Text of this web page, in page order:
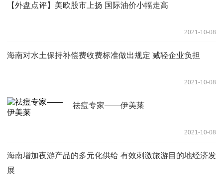
【外盘点评】美欧股市上扬 国际油价小幅走高
2021-10-08
海南对水土保持补偿费收费标准做出规定 减轻企业负担
2021-10-08
祛痘专家——伊美莱
2021-10-08
海南增加夜游产品的多元化供给 有效刺激旅游目的地经济发
展